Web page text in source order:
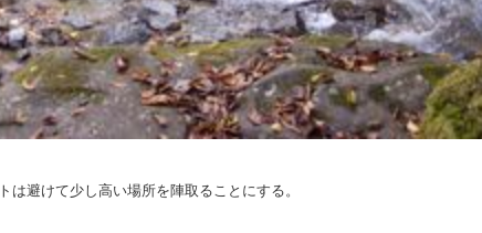
避けて少し高い場所を陣取ることにする。